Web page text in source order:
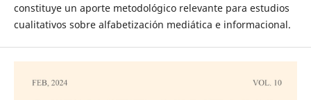
constituye un aporte metodológico relevante para estudios
cualitativos sobre alfabetización mediática e informacional.